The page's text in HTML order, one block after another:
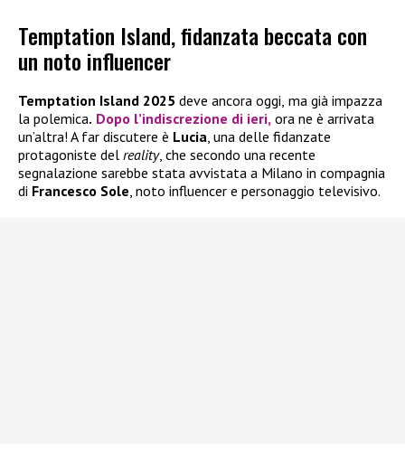
Temptation Island, fidanzata beccata con
un noto influencer
Temptation Island 2025 deve ancora oggi, ma già impazza
la polemica. Dopo l’indiscrezione di ieri, ora ne è arrivata
un’altra! A far discutere è Lucia, una delle fidanzate
protagoniste del reality, che secondo una recente
segnalazione sarebbe stata avvistata a Milano in compagnia
di Francesco Sole, noto influencer e personaggio televisivo.